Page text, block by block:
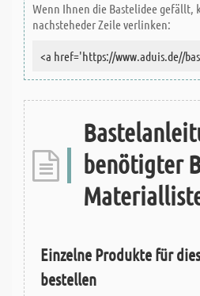
Wenn Ihnen die Bastelidee gefällt,
nachsteheder Zeile verlinken:
benötigter
Einzelne Produkte für
bestellen